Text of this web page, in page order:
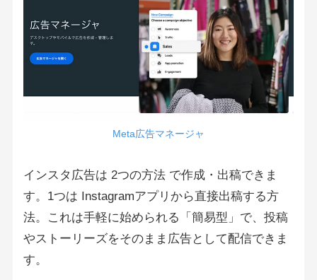
Meta広告マネージャ
インスタ広告は 2つの方法 で作成・出稿できま
す。1つは Instagramアプリから直接出稿する方
法。これは手軽に始められる「簡易型」で、投稿
やストーリーズをそのまま広告として配信できま
す。